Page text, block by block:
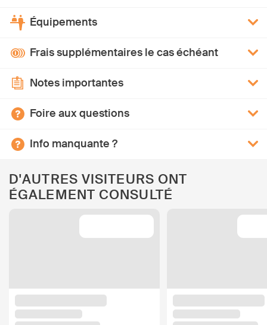
Équipements
Frais supplémentaires le cas échéant
Notes importantes
Foire aux questions
Info manquante ?
D'AUTRES VISITEURS ONT
ÉGALEMENT CONSULTÉ